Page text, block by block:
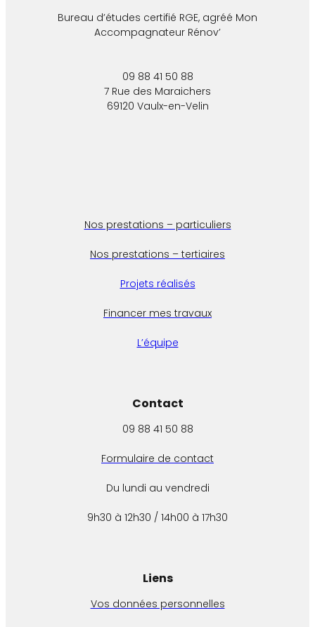
Bureau d’études certifié RGE, agréé Mon
Accompagnateur Rénov’
09 88 41 50 88
7 Rue des Maraichers
69120 Vaulx-en-Velin
Nos prestations – particuliers
Nos prestations – tertiaires
Projets réalisés
Financer mes travaux
L’équipe
Contact
09 88 41 50 88
Formulaire de contact
Du lundi au vendredi
9h30 à 12h30 / 14h00 à 17h30
Liens
Vos données personnelles